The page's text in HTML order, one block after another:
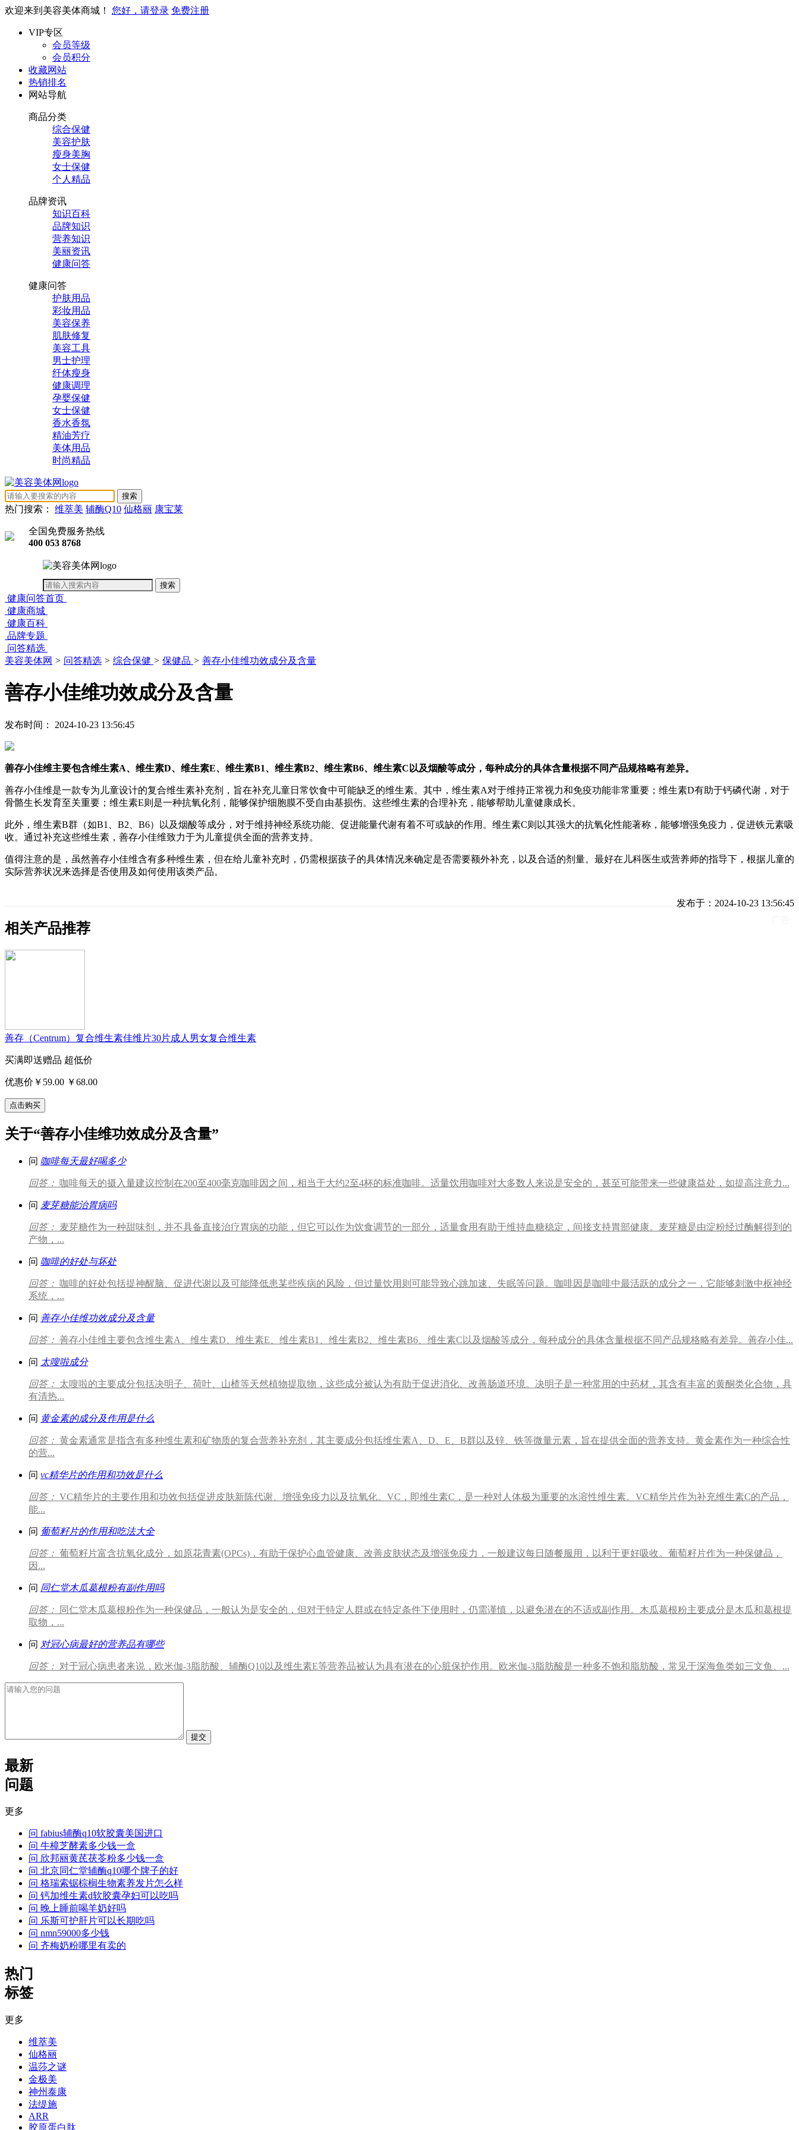
欢迎来到美容美体商城！ 您好，请登录 免费注册
VIP专区
会员等级
会员积分
收藏网站
热销排名
网站导航
商品分类
综合保健
美容护肤
瘦身美胸
女士保健
个人精品
品牌资讯
知识百科
品牌知识
营养知识
美丽资讯
健康问答
健康问答
护肤用品
彩妆用品
美容保养
肌肤修复
美容工具
男士护理
纤体瘦身
健康调理
孕婴保健
女士保健
香水香氛
精油芳疗
美体用品
时尚精品
热门搜索： 维萃美 辅酶Q10 仙格丽 康宝莱
全国免费服务热线
400 053 8768
健康问答首页
健康商城
健康百科
品牌专题
问答精选
美容美体网 > 问答精选 > 综合保健 > 保健品 > 善存小佳维功效成分及含量
善存小佳维功效成分及含量
发布时间： 2024-10-23 13:56:45
善存小佳维主要包含维生素A、维生素D、维生素E、维生素B1、维生素B2、维生素B6、维生素C以及烟酸等成分，每种成分的具体含量根据不同产品规格略有差异。
善存小佳维是一款专为儿童设计的复合维生素补充剂，旨在补充儿童日常饮食中可能缺乏的维生素。其中，维生素A对于维持正常视力和免疫功能非常重要；维生素D有助于钙磷代谢，对于
骨骼生长发育至关重要；维生素E则是一种抗氧化剂，能够保护细胞膜不受自由基损伤。这些维生素的合理补充，能够帮助儿童健康成长。
此外，维生素B群（如B1、B2、B6）以及烟酸等成分，对于维持神经系统功能、促进能量代谢有着不可或缺的作用。维生素C则以其强大的抗氧化性能著称，能够增强免疫力，促进铁元素吸
收。通过补充这些维生素，善存小佳维致力于为儿童提供全面的营养支持。
值得注意的是，虽然善存小佳维含有多种维生素，但在给儿童补充时，仍需根据孩子的具体情况来确定是否需要额外补充，以及合适的剂量。最好在儿科医生或营养师的指导下，根据儿童的
实际营养状况来选择是否使用及如何使用该类产品。
发布于：2024-10-23 13:56:45
相关产品推荐
善存（Centrum）复合维生素佳维片30片成人男女复合维生素
买满即送赠品 超低价
优惠价￥59.00 ￥68.00
点击购买
关于“善存小佳维功效成分及含量”
问 咖啡每天最好喝多少
回答： 咖啡每天的摄入量建议控制在200至400毫克咖啡因之间，相当于大约2至4杯的标准咖啡。适量饮用咖啡对大多数人来说是安全的，甚至可能带来一些健康益处，如提高注意力...
问 麦芽糖能治胃病吗
回答： 麦芽糖作为一种甜味剂，并不具备直接治疗胃病的功能，但它可以作为饮食调节的一部分，适量食用有助于维持血糖稳定，间接支持胃部健康。麦芽糖是由淀粉经过酶解得到的
产物，...
问 咖啡的好处与坏处
回答： 咖啡的好处包括提神醒脑、促进代谢以及可能降低患某些疾病的风险，但过量饮用则可能导致心跳加速、失眠等问题。咖啡因是咖啡中最活跃的成分之一，它能够刺激中枢神经
系统，...
问 善存小佳维功效成分及含量
回答： 善存小佳维主要包含维生素A、维生素D、维生素E、维生素B1、维生素B2、维生素B6、维生素C以及烟酸等成分，每种成分的具体含量根据不同产品规格略有差异。善存小佳...
问 太嗖啦成分
回答： 太嗖啦的主要成分包括决明子、荷叶、山楂等天然植物提取物，这些成分被认为有助于促进消化、改善肠道环境。决明子是一种常用的中药材，其含有丰富的黄酮类化合物，具
有清热...
问 黄金素的成分及作用是什么
回答： 黄金素通常是指含有多种维生素和矿物质的复合营养补充剂，其主要成分包括维生素A、D、E、B群以及锌、铁等微量元素，旨在提供全面的营养支持。黄金素作为一种综合性
的营...
问 vc精华片的作用和功效是什么
回答： VC精华片的主要作用和功效包括促进皮肤新陈代谢、增强免疫力以及抗氧化。VC，即维生素C，是一种对人体极为重要的水溶性维生素。VC精华片作为补充维生素C的产品，
能...
问 葡萄籽片的作用和吃法大全
回答： 葡萄籽片富含抗氧化成分，如原花青素(OPCs)，有助于保护心血管健康、改善皮肤状态及增强免疫力，一般建议每日随餐服用，以利于更好吸收。葡萄籽片作为一种保健品，
因...
问 同仁堂木瓜葛根粉有副作用吗
回答：
同仁堂木瓜葛根粉作为一种保健品，一般认为是安全的，但对于特定人群或在特定条件下使用时，仍需谨慎，以避免潜在的不适或副作用。木瓜葛根粉主要成分是木瓜和葛根提
取物，...
问 对冠心病最好的营养品有哪些
回答： 对于冠心病患者来说，欧米伽-3脂肪酸、辅酶Q10以及维生素E等营养品被认为具有潜在的心脏保护作用。欧米伽-3脂肪酸是一种多不饱和脂肪酸，常见于深海鱼类如三文鱼、...
提交
最新
问题
更多
问 fabius辅酶q10软胶囊美国进口
问 牛樟芝酵素多少钱一盒
问 欣邦丽黄芪茯苓粉多少钱一盒
问 北京同仁堂辅酶q10哪个牌子的好
问 格瑞索锯棕榈生物素养发片怎么样
问 钙加维生素d软胶囊孕妇可以吃吗
问 晚上睡前喝羊奶好吗
问 乐斯可护肝片可以长期吃吗
问 nmn59000多少钱
问 齐梅奶粉哪里有卖的
热门
标签
更多
维萃美
仙格丽
温莎之谜
金极美
神州泰康
法缇施
ARR
胶原蛋白肽